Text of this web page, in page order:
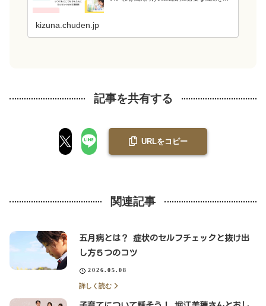
kizuna.chuden.jp
記事を共有する
URLをコピー
関連記事
五月病とは？ 症状のセルフチェックと抜け出
し方５つのコツ
2026.05.08
詳しく読む